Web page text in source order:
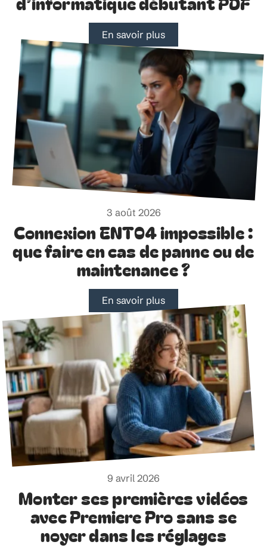
En savoir plus
3 août 2026
Connexion ENT04 impossible :
que faire en cas de panne ou de
maintenance ?
En savoir plus
9 avril 2026
Monter ses premières vidéos
avec Premiere Pro sans se
noyer dans les réglages